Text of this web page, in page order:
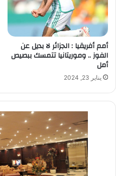
أمم أفريقيا : الجزائر لا بديل عن
الفوز .. وموريتانيا تتمسك ببصيص
أمل
يناير 23, 2024